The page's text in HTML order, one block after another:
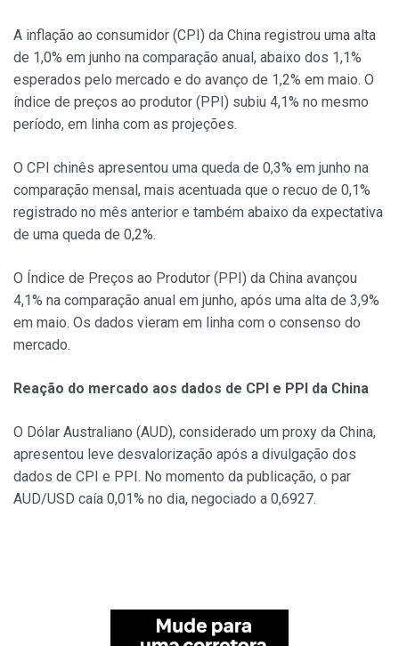
A inflação ao consumidor (CPI) da China registrou uma alta
de 1,0% em junho na comparação anual, abaixo dos 1,1%
esperados pelo mercado e do avanço de 1,2% em maio. O
índice de preços ao produtor (PPI) subiu 4,1% no mesmo
período, em linha com as projeções.
O CPI chinês apresentou uma queda de 0,3% em junho na
comparação mensal, mais acentuada que o recuo de 0,1%
registrado no mês anterior e também abaixo da expectativa
de uma queda de 0,2%.
O Índice de Preços ao Produtor (PPI) da China avançou
4,1% na comparação anual em junho, após uma alta de 3,9%
em maio. Os dados vieram em linha com o consenso do
mercado.
Reação do mercado aos dados de CPI e PPI da China
O Dólar Australiano (AUD), considerado um proxy da China,
apresentou leve desvalorização após a divulgação dos
dados de CPI e PPI. No momento da publicação, o par
AUD/USD caía 0,01% no dia, negociado a 0,6927.